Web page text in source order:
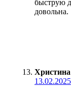
быструю
довольна.
13.02.2025